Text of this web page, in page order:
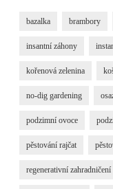
bazalka brambory
insantní záhony
kořenová zelenina
no-dig gardening
podzimní ovoce
pěstování rajčat
regenerativní zahradničení